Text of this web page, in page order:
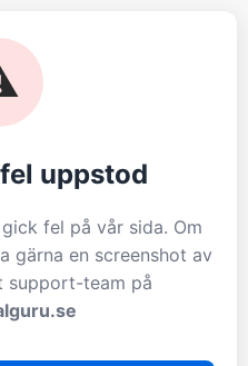
uppstod
fel på vår sida. Om
gärna en screenshot av
support-team på